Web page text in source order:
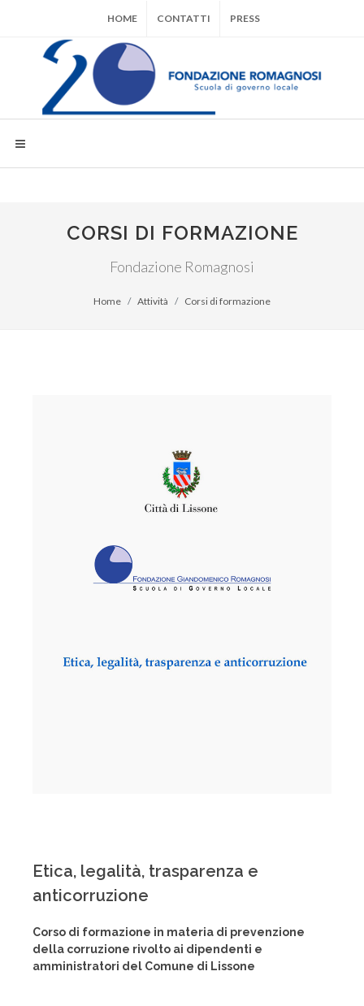
HOME CONTATTI PRESS
CORSI DI FORMAZIONE
Fondazione Romagnosi
Home Attività Corsi di formazione
Etica, legalità, trasparenza e
anticorruzione
Corso di formazione in materia di prevenzione
della corruzione rivolto ai dipendenti e
amministratori del Comune di Lissone